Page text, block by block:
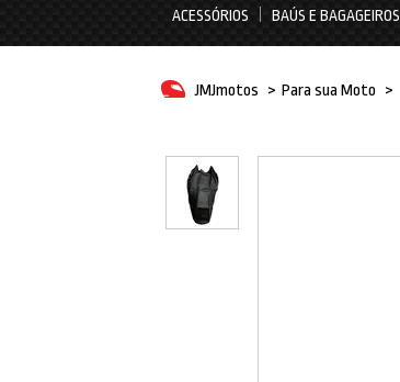
ACESSÓRIOS BAÚS E BAGAGEIROS
JMJmotos > Para sua Moto >